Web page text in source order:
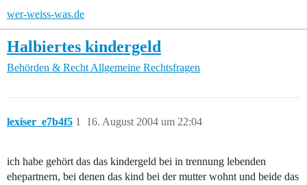
wer-weiss-was.de
Halbiertes kindergeld
Behörden & Recht Allgemeine Rechtsfragen
lexiser_e7b4f5 16. August 2004 um 22:04
1
ich habe gehört das das kindergeld bei in trennung lebenden
ehepartnern, bei denen das kind bei der mutter wohnt und beide das